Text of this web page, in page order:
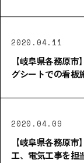
2020.04.11
【岐阜県各務原
グシートでの看板
2020.04.09
【岐阜県各務原
工、電気工事を担